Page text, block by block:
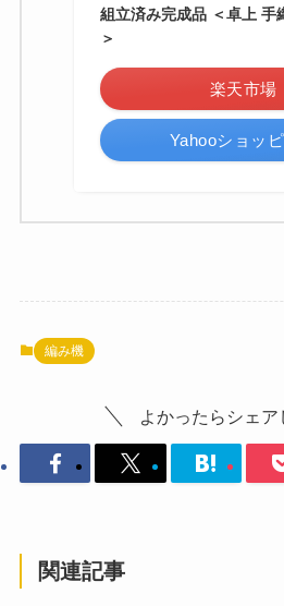
組立済み完成品 ＜卓上
＞
楽天市場
Yahooショッ
編み機
よかったらシェア
関連記事